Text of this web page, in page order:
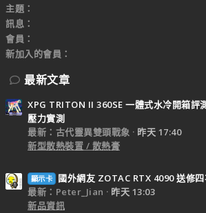
主題
訊息
會員
新加入的會員
最新文章
XPG TRITON II 360SE 一體式水冷開箱評
壓力實測
最新：古代靈異雙頭戰象
昨天 17:40
新型散熱裝置 / 散熱膏
顯示卡
國外網友 ZOTAC RTX 4090 送修
最新：Peter_Jian
昨天 13:03
新品資訊